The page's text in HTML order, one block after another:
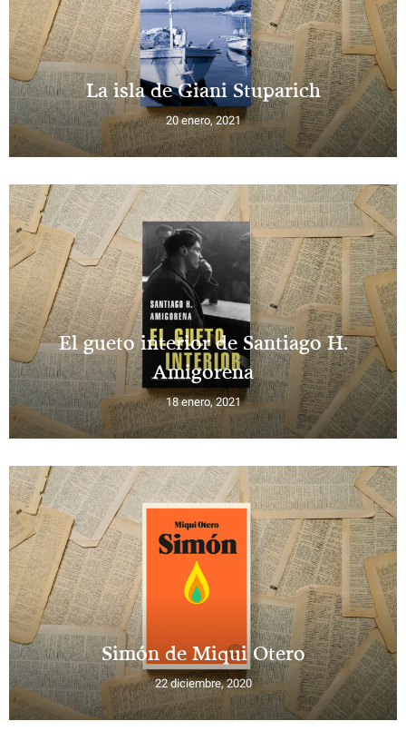
La isla de Giani Stuparich
20 enero, 2021
El gueto interior de Santiago H.
Amigorena
18 enero, 2021
Simón de Miqui Otero
22 diciembre, 2020